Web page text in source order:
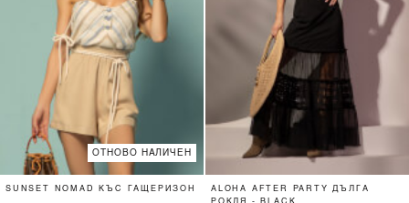
ОТНОВО НАЛИЧЕН
SUNSET NOMAD КЪС ГАЩЕРИЗОН
ALOHA AFTER PARTY ДЪЛГА